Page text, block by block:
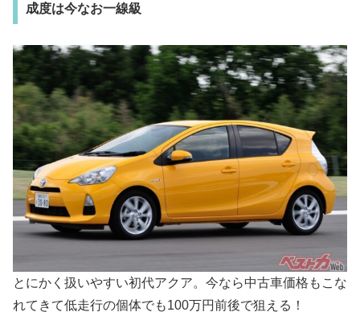
成度は今なお一線級
とにかく扱いやすい初代アクア。今なら中古車価格もこな
れてきて低走行の個体でも100万円前後で狙える！